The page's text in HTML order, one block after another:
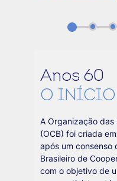
Anos 60
O INÍCIO
A Organização das
(OCB) foi criada
após um consenso
Brasileiro de
com o objetivo de